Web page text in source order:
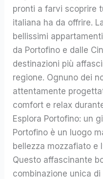
pronti a farvi scoprire
italiana ha da offrire.
bellissimi
da Portofino e dalle
destinazioni più
regione. Ognuno dei
attentamente
comfort e relax
Esplora Portofino: un
Portofino è un luogo
bellezza mozzafiato e
Questo affascinante
combinazione unica
Cinque